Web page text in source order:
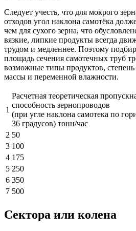
Следует учесть, что для мокрого
отходов угол наклона самотёка
чем для сухого зерна, что
вязкие, липкие продукты всегда
трудом и медленнее. Поэтому
площадь сечения самотечных труб
возможные типы продуктов, степень
массы и переменной влажности.
1
Расчетная теоретическая
способность зернопроводов
(при угле наклона самотека по
36 градусов) тонн/час
2 50
3 100
4 175
5 250
6 350
7 500
Сектора или колена